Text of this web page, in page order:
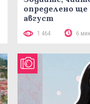
определено ще
август
1 464 6 мин